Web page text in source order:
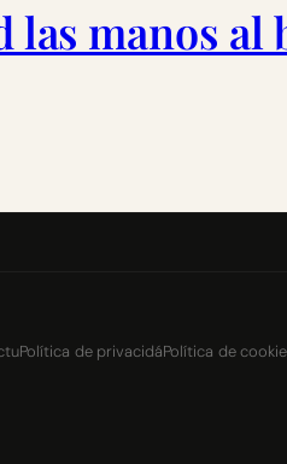
las manos
Política de privacidáPolítica de